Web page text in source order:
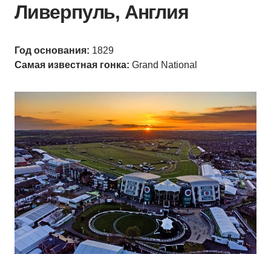
Ливерпуль, Англия
Год основания: 1829
Самая известная гонка: Grand National